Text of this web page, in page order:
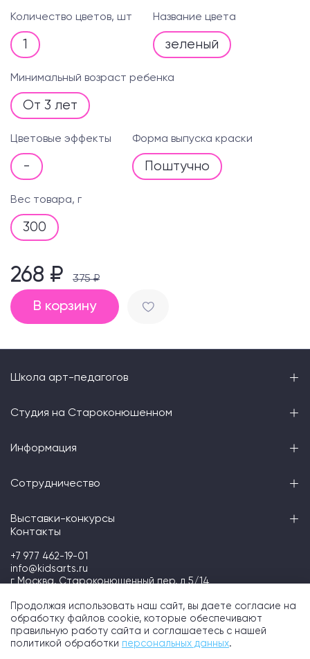
Количество цветов, шт
1
Название цвета
зеленый
Минимальный возраст ребенка
От 3 лет
Цветовые эффекты
-
Форма выпуска краски
Поштучно
Вес товара, г
300
268 ₽ 375 ₽
В корзину
Школа арт-педагогов
Студия на Староконюшенном
Информация
Сотрудничество
Выставки-конкурсы
Контакты
+7 977 462-19-01
info@kidsarts.ru
г Москва, Староконюшенный пер, д 5/14
Kidsarts школа искусств © 2026
Продолжая использовать наш сайт, вы даете согласие на
обработку файлов cookie, которые обеспечивают
правильную работу сайта и соглашаетесь с нашей
политикой обработки персональных данных.